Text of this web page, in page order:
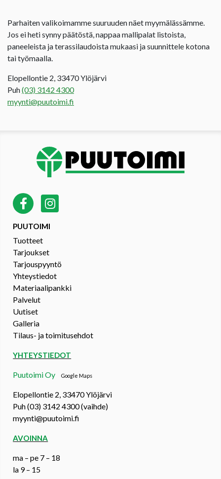
Parhaiten valikoimamme suuruuden näet myymälässämme.
Jos ei heti synny päätöstä, nappaa mallipalat listoista,
paneeleista ja terassilaudoista mukaasi ja suunnittele kotona
tai työmaalla.
Elopellontie 2, 33470 Ylöjärvi
Puh(03) 3142 4300
myynti@puutoimi.fi
PUUTOIMI
Tuotteet
Tarjoukset
Tarjouspyyntö
Yhteystiedot
Materiaalipankki
Palvelut
Uutiset
Galleria
Tilaus- ja toimitusehdot
YHTEYSTIEDOT
Puutoimi OyGoogle Maps
Elopellontie 2, 33470 Ylöjärvi
Puh (03) 3142 4300 (vaihde)
myynti@puutoimi.fi
AVOINNA
ma – pe 7 – 18
la 9 – 15